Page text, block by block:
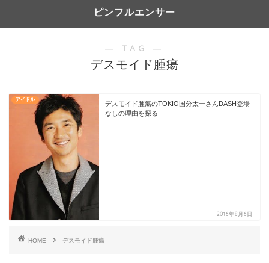
ピンフルエンサー
― TAG ―
デスモイド腫瘍
アイドル
デスモイド腫瘍のTOKIO国分太一さんDASH登場
なしの理由を探る
2016年8月6日
HOME デスモイド腫瘍